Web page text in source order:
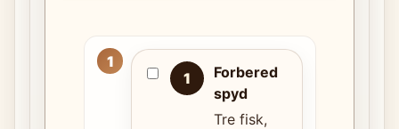
1
Forbered
spyd
Tre fisk,